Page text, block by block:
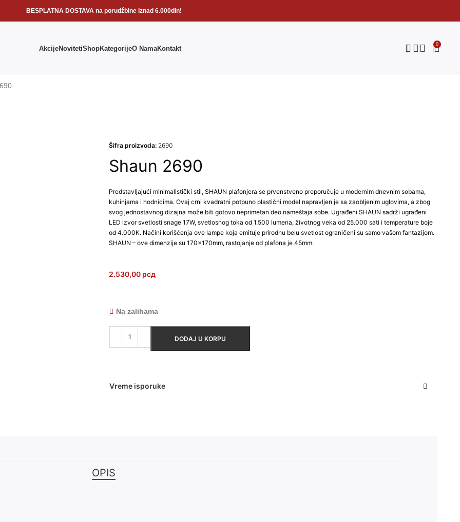
BESPLATNA DOSTAVA na porudžbine iznad 6.000din!
AkcijeNovitetiShopKategorijeO NamaKontakt
0
Šifra proizvoda: 2690
Shaun 2690
Predstavljajući minimalistički stil, SHAUN plafonjera se prvenstveno preporučuje u modernim dnevnim sobama,
kuhinjama i hodnicima. Ovaj crni kvadratni potpuno plastični model napravljen je sa zaobljenim uglovima, a zbog
svog jednostavnog dizajna može biti gotovo neprimetan deo nameštaja sobe. Ugrađeni SHAUN sadrži ugrađeni
LED izvor svetlosti snage 17W, svetlosnog toka od 1.500 lumena, životnog veka od 25.000 sati i temperature boje
od 4.000K. Načini korišćenja ove lampe koja emituje prirodnu belu svetlost ograničeni su samo vašom fantazijom.
SHAUN – ove dimenzije su 170x170mm, rastojanje od plafona je 45mm.
2.530,00 рсд
Na zalihama
DODAJ U KORPU
Vreme isporuke
OPIS